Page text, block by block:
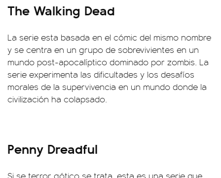
The Walking Dead
La serie esta basada en el cómic del mismo nombre
y se centra en un grupo de sobrevivientes en un
mundo post-apocalíptico dominado por zombis. La
serie experimenta las dificultades y los desafíos
morales de la supervivencia en un mundo donde la
civilización ha colapsado.
Penny Dreadful
Si se terror gótico se trata, esta es una serie que